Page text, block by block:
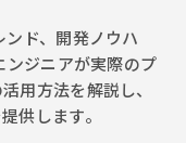
ンド、開発ノウハ
ンジニアが実際のプ
用方法を解説し、
供します。